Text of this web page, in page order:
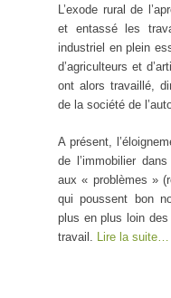
L’exode rural de
et entassé les
industriel en plein
d’agriculteurs et
ont alors travaillé,
de la société de
A présent,
de l’immobilier
aux « problèmes »
qui poussent bon
plus en plus loin
travail. Lire la suite…